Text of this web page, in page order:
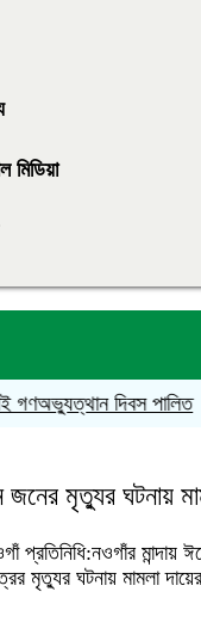
মিডিয়া
দিবস পালিত
জনের মৃত্যুর ঘটনায়
প্রতিনিধি:নওগাঁর মান্দায়
মৃত্যুর ঘটনায় মামলা